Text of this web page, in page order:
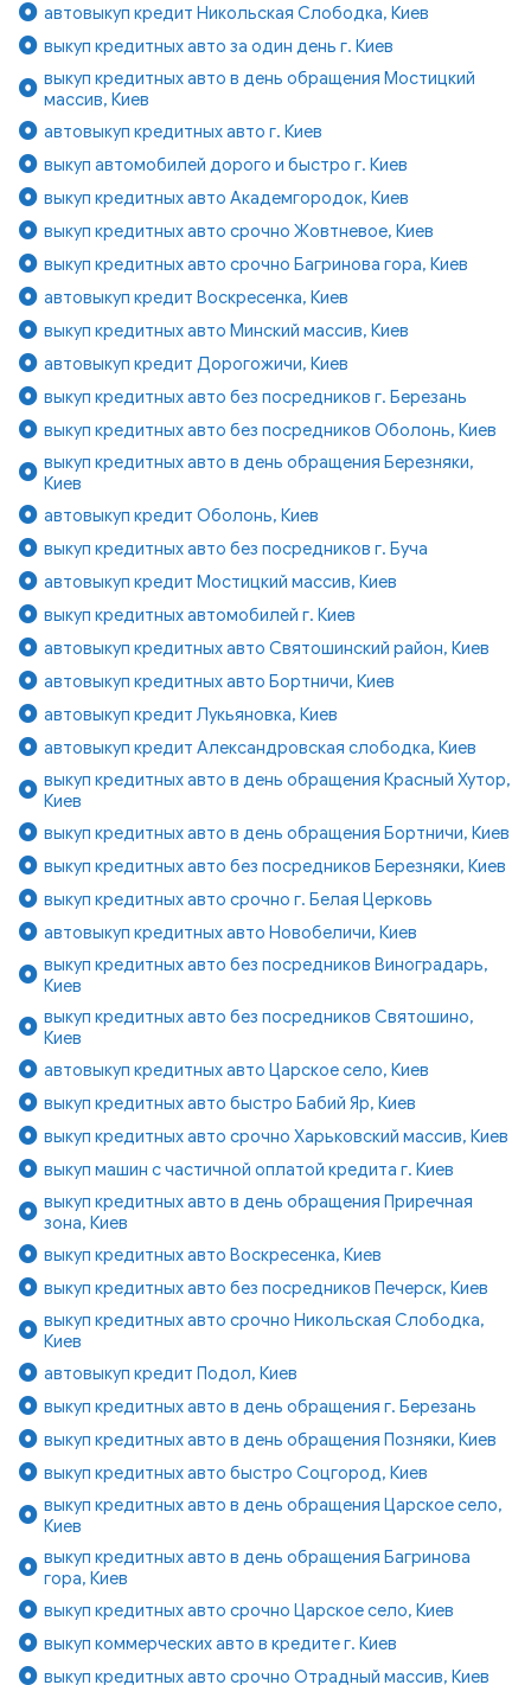
автовыкуп кредит Никольская Слободка, Киев
выкуп кредитных авто за один день г. Киев
выкуп кредитных авто в день обращения Мостицкий
массив, Киев
автовыкуп кредитных авто г. Киев
выкуп автомобилей дорого и быстро г. Киев
выкуп кредитных авто Академгородок, Киев
выкуп кредитных авто срочно Жовтневое, Киев
выкуп кредитных авто срочно Багринова гора, Киев
автовыкуп кредит Воскресенка, Киев
выкуп кредитных авто Минский массив, Киев
автовыкуп кредит Дорогожичи, Киев
выкуп кредитных авто без посредников г. Березань
выкуп кредитных авто без посредников Оболонь, Киев
выкуп кредитных авто в день обращения Березняки,
Киев
автовыкуп кредит Оболонь, Киев
выкуп кредитных авто без посредников г. Буча
автовыкуп кредит Мостицкий массив, Киев
выкуп кредитных автомобилей г. Киев
автовыкуп кредитных авто Святошинский район, Киев
автовыкуп кредитных авто Бортничи, Киев
автовыкуп кредит Лукьяновка, Киев
автовыкуп кредит Александровская слободка, Киев
выкуп кредитных авто в день обращения Красный Хутор,
Киев
выкуп кредитных авто в день обращения Бортничи, Киев
выкуп кредитных авто без посредников Березняки, Киев
выкуп кредитных авто срочно г. Белая Церковь
автовыкуп кредитных авто Новобеличи, Киев
выкуп кредитных авто без посредников Виноградарь,
Киев
выкуп кредитных авто без посредников Святошино,
Киев
автовыкуп кредитных авто Царское село, Киев
выкуп кредитных авто быстро Бабий Яр, Киев
выкуп кредитных авто срочно Харьковский массив, Киев
выкуп машин с частичной оплатой кредита г. Киев
выкуп кредитных авто в день обращения Приречная
зона, Киев
выкуп кредитных авто Воскресенка, Киев
выкуп кредитных авто без посредников Печерск, Киев
выкуп кредитных авто срочно Никольская Слободка,
Киев
автовыкуп кредит Подол, Киев
выкуп кредитных авто в день обращения г. Березань
выкуп кредитных авто в день обращения Позняки, Киев
выкуп кредитных авто быстро Соцгород, Киев
выкуп кредитных авто в день обращения Царское село,
Киев
выкуп кредитных авто в день обращения Багринова
гора, Киев
выкуп кредитных авто срочно Царское село, Киев
выкуп коммерческих авто в кредите г. Киев
выкуп кредитных авто срочно Отрадный массив, Киев